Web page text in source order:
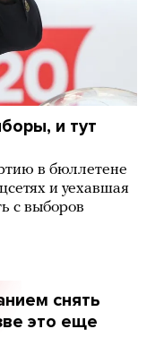
и тут
в бюллетене
и уехавшая
с выборов
снять
это еще